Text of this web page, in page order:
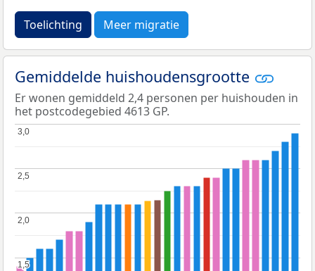
Toelichting Meer migratie
Gemiddelde huishoudensgrootte
Er wonen gemiddeld 2,4 personen per huishouden in
het postcodegebied 4613 GP.
1,5
1,5
2,0
2,0
2,5
2,5
3,0
3,0